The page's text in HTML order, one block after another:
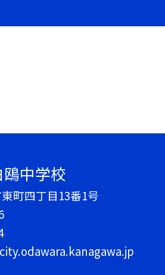
中学校
町四丁目13番1号